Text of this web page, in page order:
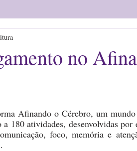
no
Afinando o Cérebro, um
180 atividades, desenvolvidas por
foco, memória e